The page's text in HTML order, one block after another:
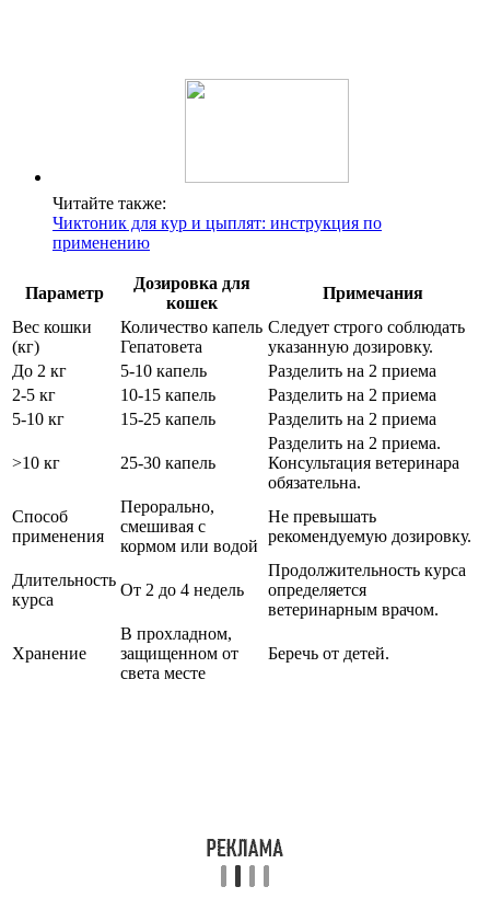
Читайте также:
Чиктоник для кур и цыплят: инструкция по
применению
Параметр
Дозировка для
кошек
Примечания
Вес кошки
(кг)
Количество капель
Гепатовета
Следует строго соблюдать
указанную дозировку.
До 2 кг
5-10 капель
Разделить на 2 приема
2-5 кг
10-15 капель
Разделить на 2 приема
5-10 кг
15-25 капель Разделить на 2 приема
>10 кг 25-30 капель
Разделить на 2 приема.
Консультация ветеринара
обязательна.
Способ
применения
Перорально,
смешивая с
кормом или водой
Не превышать
рекомендуемую дозировку.
Длительность
курса
От 2 до 4 недель
Продолжительность курса
определяется
ветеринарным врачом.
Хранение
В прохладном,
защищенном от
света месте
Беречь от детей.